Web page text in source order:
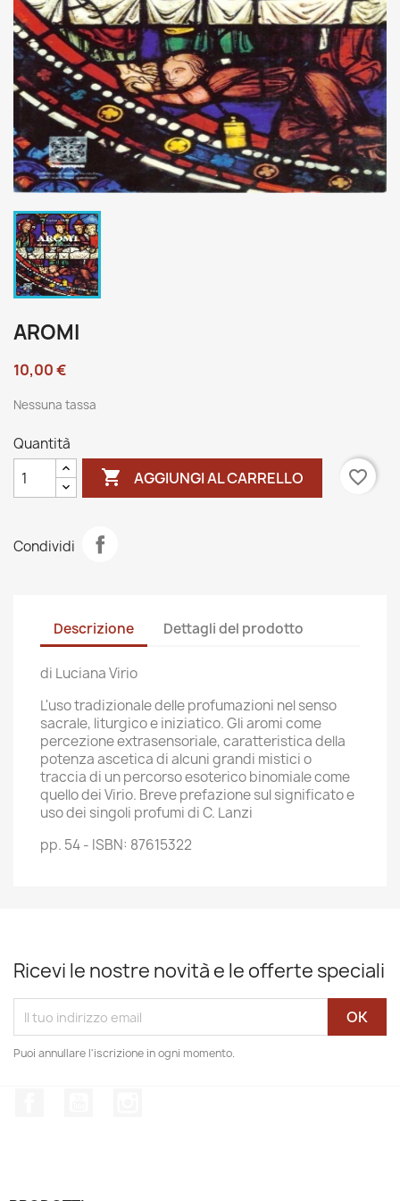
AROMI
10,00 €
Nessuna tassa
Quantità
 AGGIUNGI AL CARRELLO favorite_border
Condividi
Descrizione Dettagli del prodotto
di Luciana Virio
L'uso tradizionale delle profumazioni nel senso
sacrale, liturgico e iniziatico. Gli aromi come
percezione extrasensoriale, caratteristica della
potenza ascetica di alcuni grandi mistici o
traccia di un percorso esoterico binomiale come
quello dei Virio. Breve prefazione sul significato e
uso dei singoli profumi di C. Lanzi
pp. 54 - ISBN: 87615322
Ricevi le nostre novità e le offerte speciali
Puoi annullare l'iscrizione in ogni momento.